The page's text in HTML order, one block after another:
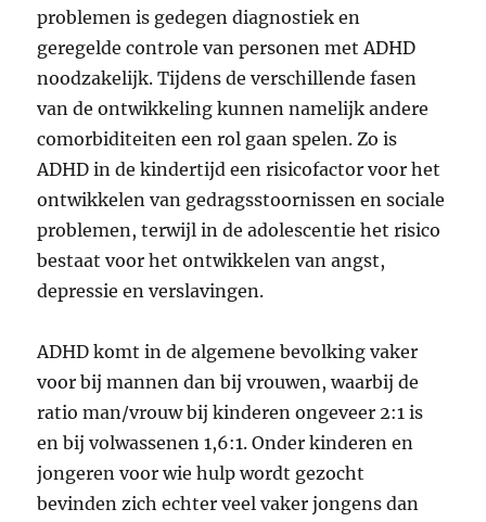
problemen is gedegen diagnostiek en
geregelde controle van personen met ADHD
noodzakelijk. Tijdens de verschillende fasen
van de ontwikkeling kunnen namelijk andere
comorbiditeiten een rol gaan spelen. Zo is
ADHD in de kindertijd een risicofactor voor het
ontwikkelen van gedragsstoornissen en sociale
problemen, terwijl in de adolescentie het risico
bestaat voor het ontwikkelen van angst,
depressie en verslavingen.
ADHD komt in de algemene bevolking vaker
voor bij mannen dan bij vrouwen, waarbij de
ratio man/vrouw bij kinderen ongeveer 2:1 is
en bij volwassenen 1,6:1. Onder kinderen en
jongeren voor wie hulp wordt gezocht
bevinden zich echter veel vaker jongens dan